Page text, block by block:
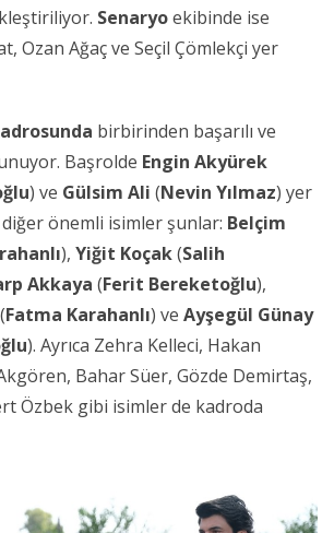
Senaryoekibinde ise
Ozan Ağaç ve Seçil Çömlekçi yer
birbirinden başarılı ve
Başrolde Engin Akyürek
) ve Gülsim Ali (Nevin Yılmaz) yer
önemli isimler şunlar: Belçim
), Yiğit Koçak(Salih
Akkaya (Ferit Bereketoğlu),
(Fatma Karahanlı) ve Ayşegül Günay
). Ayrıca Zehra Kelleci, Hakan
Bahar Süer, Gözde Demirtaş,
Özbek gibi isimler de kadroda